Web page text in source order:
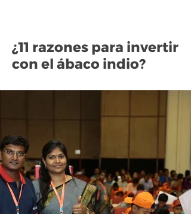
¿11 razones para invertir
con el ábaco indio?